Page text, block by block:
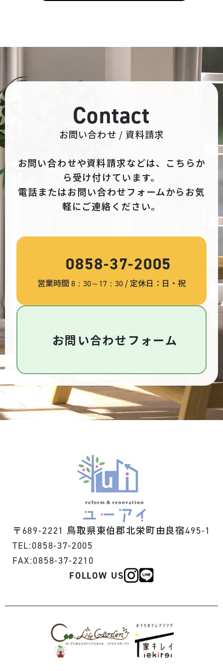
Contact
お問い合わせ / 資料請求
お問い合わせや資料請求などは、こちらか
ら受け付けています。
電話またはお問い合わせフォームからお気
軽にご連絡ください。
0858-37-2005
営業時間 8：30～17：30 / 定休日：日・祝
お問い合わせフォーム
〒 689-2221 鳥取県東伯郡北栄町由良宿495-1
TEL:0858-37-2005
FAX:0858-37-2210
FOLLOW US